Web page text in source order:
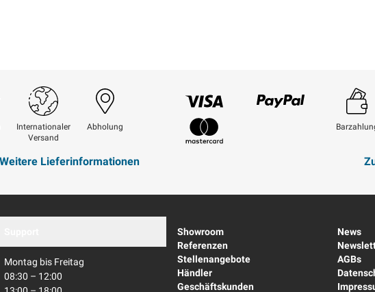
Internationaler
Versand
Abholung
Weitere Lieferinformationen
Visum
Montag bis Freitag
08:30 – 12:00
Showroom
Referenzen
Stellenangebote
Händler
Geschäftskunden
News
AGBs